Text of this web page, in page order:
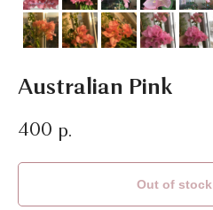
Australian Pink
400 р.
Out of stock